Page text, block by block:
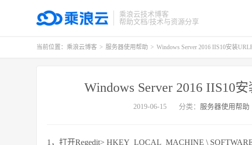
乘浪云技术博客
帮助文档/技术与资源分享
当前位置： 乘浪云博客 > 服务器使用帮助 > Windows Server 2016 IIS10安装
Windows Server 2016 IIS10
2019-06-15 分类： 服务器使用帮助
1，打开Regedit> HKEY_LOCAL_MACHINE \